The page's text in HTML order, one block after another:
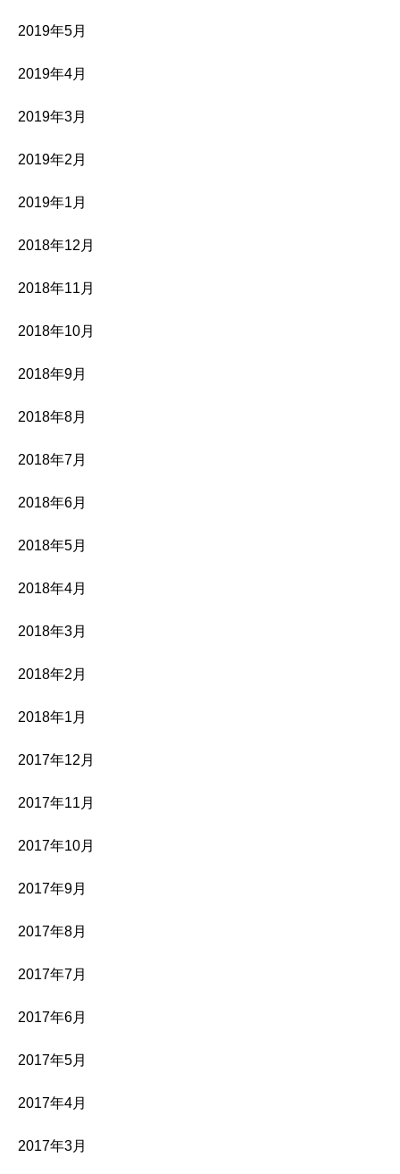
2019年5月
2019年4月
2019年3月
2019年2月
2019年1月
2018年12月
2018年11月
2018年10月
2018年9月
2018年8月
2018年7月
2018年6月
2018年5月
2018年4月
2018年3月
2018年2月
2018年1月
2017年12月
2017年11月
2017年10月
2017年9月
2017年8月
2017年7月
2017年6月
2017年5月
2017年4月
2017年3月